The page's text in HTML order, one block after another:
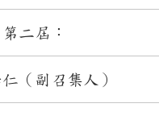
二屆：
（副召集人）